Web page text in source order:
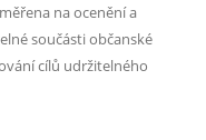
na ocenění a
součásti občanské
cílů udržitelného